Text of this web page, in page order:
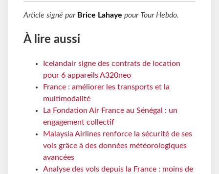
Article signé par Brice Lahaye pour Tour Hebdo.
À lire aussi
Icelandair signe des contrats de location
pour 6 appareils A320neo
France : améliorer les transports et la
multimodalité
La Fondation Air France au Sénégal : un
engagement collectif
Malaysia Airlines renforce la sécurité de ses
vols grâce à des données météorologiques
avancées
Analyse des vols depuis la France : moins de